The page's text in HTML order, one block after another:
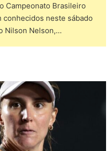
Campeonato Brasileiro
neste sábado
Nilson Nelson,…